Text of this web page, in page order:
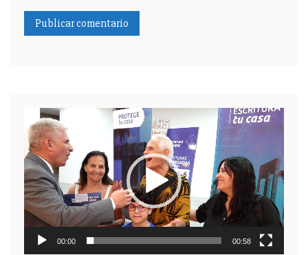
Reproductor
de
video
00:00 00:58